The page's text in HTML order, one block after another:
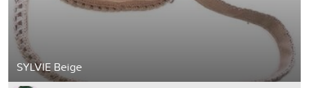
SYLVIE Beige